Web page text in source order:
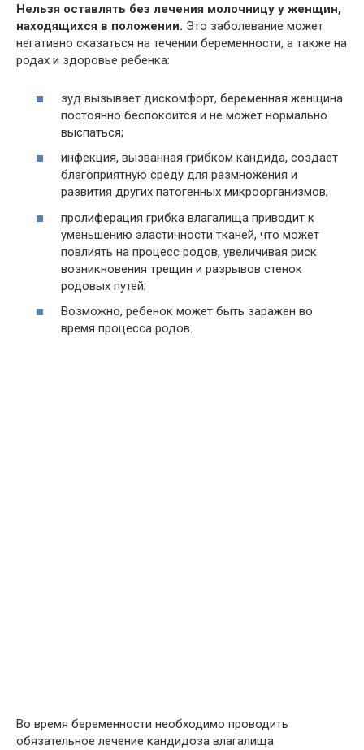
Нельзя оставлять без лечения молочницу у женщин,
находящихся в положении. Это заболевание может
негативно сказаться на течении беременности, а также на
родах и здоровье ребенка:
зуд вызывает дискомфорт, беременная женщина
постоянно беспокоится и не может нормально
выспаться;
инфекция, вызванная грибком кандида, создает
благоприятную среду для размножения и
развития других патогенных микроорганизмов;
пролиферация грибка влагалища приводит к
уменьшению эластичности тканей, что может
повлиять на процесс родов, увеличивая риск
возникновения трещин и разрывов стенок
родовых путей;
Возможно, ребенок может быть заражен во
время процесса родов.
Во время беременности необходимо проводить
обязательное лечение кандидоза влагалища